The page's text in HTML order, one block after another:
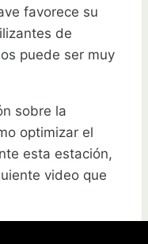
favorece su
de
puede ser muy
sobre la
optimizar el
esta estación,
video que